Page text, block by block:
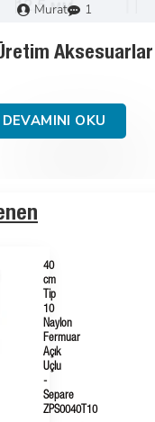
Murat 0
Seçilir : Adım Adım
DEVAMINI OKU
40
cm
Tip
10
Naylon
Fermuar
Açık
Uçlu
-
Separe
ZPS0040T10